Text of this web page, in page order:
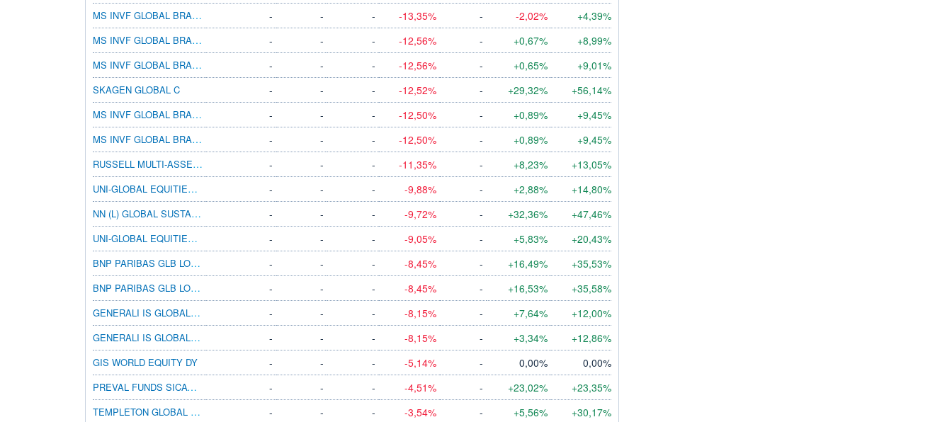
MS INVF GLOBAL BRANDS AX
- - - -13,35% - -2,02%
+4,39%
MS INVF GLOBAL BRANDS F
- - - -12,56% - +0,67%
+8,99%
MS INVF GLOBAL BRANDS FX
- - - -12,56% - +0,65% +9,01%
SKAGEN GLOBAL C - - - -12,52% - +29,32%
+56,14%
MS INVF GLOBAL BRANDS Z
- - - -12,50% - +0,89%
+9,45%
MS INVF GLOBAL BRANDS ZX
- - - -12,50% - +0,89%
+9,45%
RUSSELL MULTI-ASSET 90 A ACC
- - - -11,35% - +8,23%
+13,05%
UNI-GLOBAL EQUITIES WORLD TA-USD
- - - -9,88% - +2,88%
+14,80%
NN (L) GLOBAL SUSTAINABLE EQ V CAP EUR
- - - -9,72% - +32,36%
+47,46%
UNI-GLOBAL EQUITIES WORLD RAC-EUR
- - - -9,05% - +5,83%
+20,43%
BNP PARIBAS GLB LOW VOL EQ CL CZK CAP
- - - -8,45% - +16,49%
+35,53%
BNP PARIBAS GLB LOW VOL EQ CL USD MD DIS
- - - -8,45% - +16,53%
+35,58%
GENERALI IS GLOBAL EQUITY AX
- - - -8,15% - +7,64%
+12,00%
GENERALI IS GLOBAL EQUITY AY
- - - -8,15% - +3,34% +12,86%
GIS WORLD EQUITY DY - - - -5,14% - 0,00%
0,00%
PREVAL FUNDS SICAV - WORLD WINNERS I EUR
- - - -4,51% - +23,02%
+23,35%
TEMPLETON GLOBAL A(ACC)HKD
- - - -3,54% - +5,56%
+30,17%